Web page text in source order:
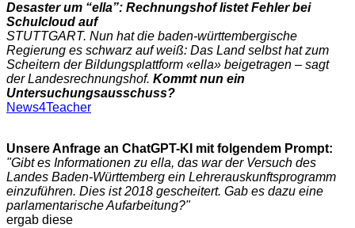
Desaster um “ella”: Rechnungshof listet Fehler bei
Schulcloud auf
STUTTGART. Nun hat die baden-württembergische
Regierung es schwarz auf weiß: Das Land selbst hat zum
Scheitern der Bildungsplattform «ella» beigetragen – sagt
der Landesrechnungshof. Kommt nun ein
Untersuchungsausschuss?
News4Teacher
Unsere Anfrage an ChatGPT-KI mit folgendem Prompt:
"Gibt es Informationen zu ella, das war der Versuch des
Landes Baden-Württemberg ein Lehrerauskunftsprogramm
einzuführen. Dies ist 2018 gescheitert. Gab es dazu eine
parlamentarische Aufarbeitung?"
ergab diese